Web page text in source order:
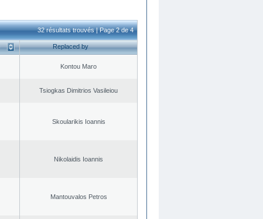
32 résultats trouvés | Page 2 de 4
Replaced by
Kontou Maro
Tsiogkas Dimitrios Vasileiou
Skoularikis Ioannis
Nikolaidis Ioannis
Mantouvalos Petros